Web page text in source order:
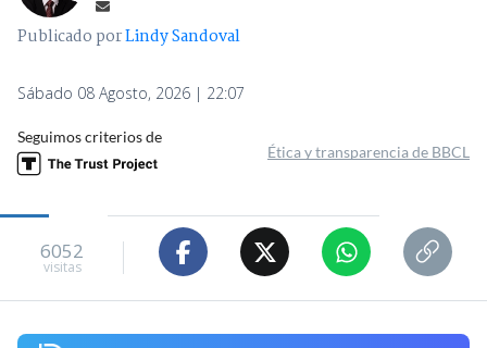
Publicado porLindy Sandoval
Sábado 08 Agosto, 2026 | 22:07
Seguimos criterios de
Ética y transparencia de BBCL
6052
visitas